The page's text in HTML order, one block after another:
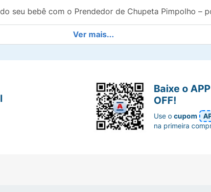
seu bebê com o Prendedor de Chupeta Pimpolho –
Ver mais...
Baixe o
OFF!
Use ocupom
na primeira